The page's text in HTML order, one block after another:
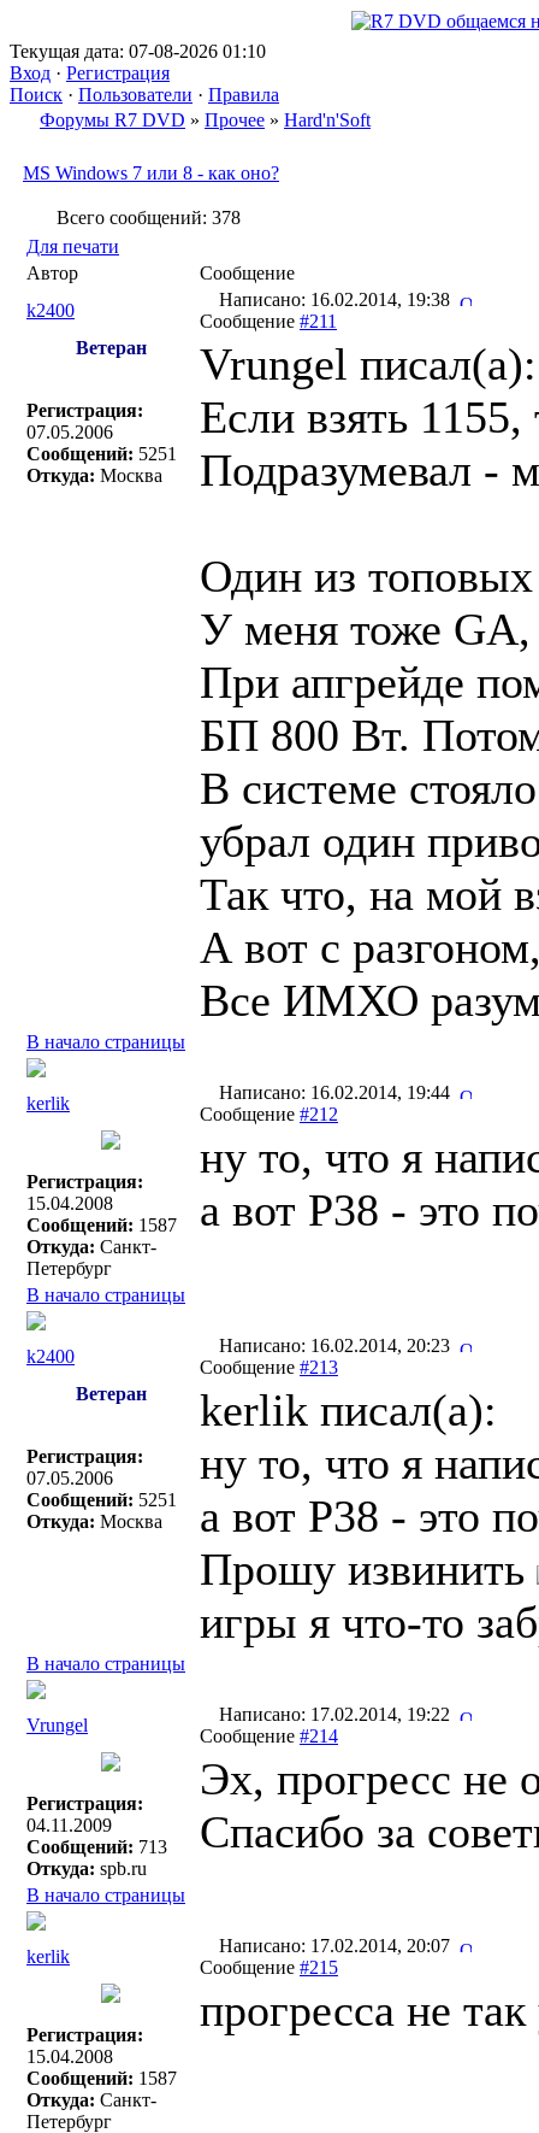
Текущая дата: 07-08-2026 01:10
Вход · Регистрация
Поиск · Пользователи · Правила
Форумы R7 DVD » Прочее » Hard'n'Soft
MS Windows 7 или 8 - как оно?
Всего сообщений: 378
Для печати
Автор
Сообщение
k2400
Написано: 16.02.2014, 19:38
Сообщение #211
Ветеран
Регистрация:
07.05.2006
Сообщений: 5251
Откуда: Москва
Vrungel писал(a):
Если взять
Подразумевал -
Один из топовых
У меня тоже GA,
При апгрейде
БП 800 Вт.
В системе
убрал один
Так что, на мой
А вот с
Все ИМХО
В начало страницы
kerlik
Написано: 16.02.2014, 19:44
Сообщение #212
Регистрация:
15.04.2008
Сообщений: 1587
Откуда: Санкт-
Петербург
ну то, что я
а вот Р38 - это
В начало страницы
k2400
Написано: 16.02.2014, 20:23
Сообщение #213
Ветеран
Регистрация:
07.05.2006
Сообщений: 5251
Откуда: Москва
kerlik писал(a):
ну то, что я
а вот Р38 - это
Прошу извинить
игры я что-то
В начало страницы
Vrungel
Написано: 17.02.2014, 19:22
Сообщение #214
Регистрация:
04.11.2009
Сообщений: 713
Откуда: spb.ru
Эх, прогресс не
Спасибо за
В начало страницы
kerlik
Написано: 17.02.2014, 20:07
Сообщение #215
Регистрация:
15.04.2008
Сообщений: 1587
Откуда: Санкт-
Петербург
прогресса не